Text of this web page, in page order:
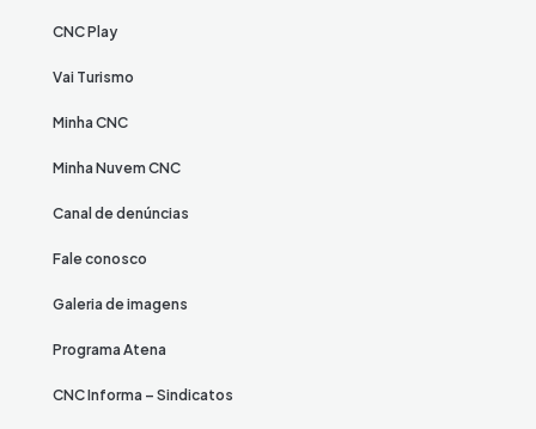
CNC Play
Vai Turismo
Minha CNC
Minha Nuvem CNC
Canal de denúncias
Fale conosco
Galeria de imagens
Programa Atena
CNC Informa – Sindicatos